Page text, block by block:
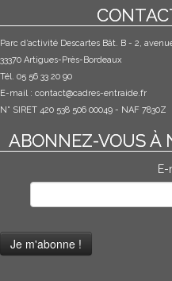
Parc d’activité Descartes Bât. B - 2,
33370 Artigues-Près-Bordeaux
Tél. 05 56 33 20 90
E-mail : contact@cadres-entraide.fr
N° SIRET 420 538 506 00049 - NAF 7830Z
ABONNEZ-VOUS À